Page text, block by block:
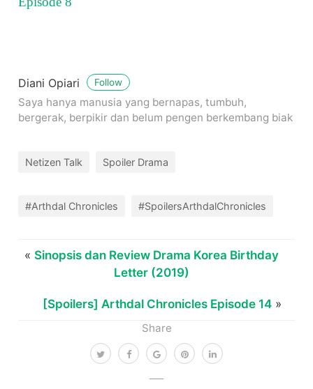
Share
Diani Opiari Follow
Saya hanya manusia yang bernapas, tumbuh,
bergerak, berpikir dan belum pengen berkembang biak
Netizen Talk Spoiler Drama
#Arthdal Chronicles #SpoilersArthdalChronicles
« Sinopsis dan Review Drama Korea Birthday
Letter (2019)
[Spoilers] Arthdal Chronicles Episode 14»